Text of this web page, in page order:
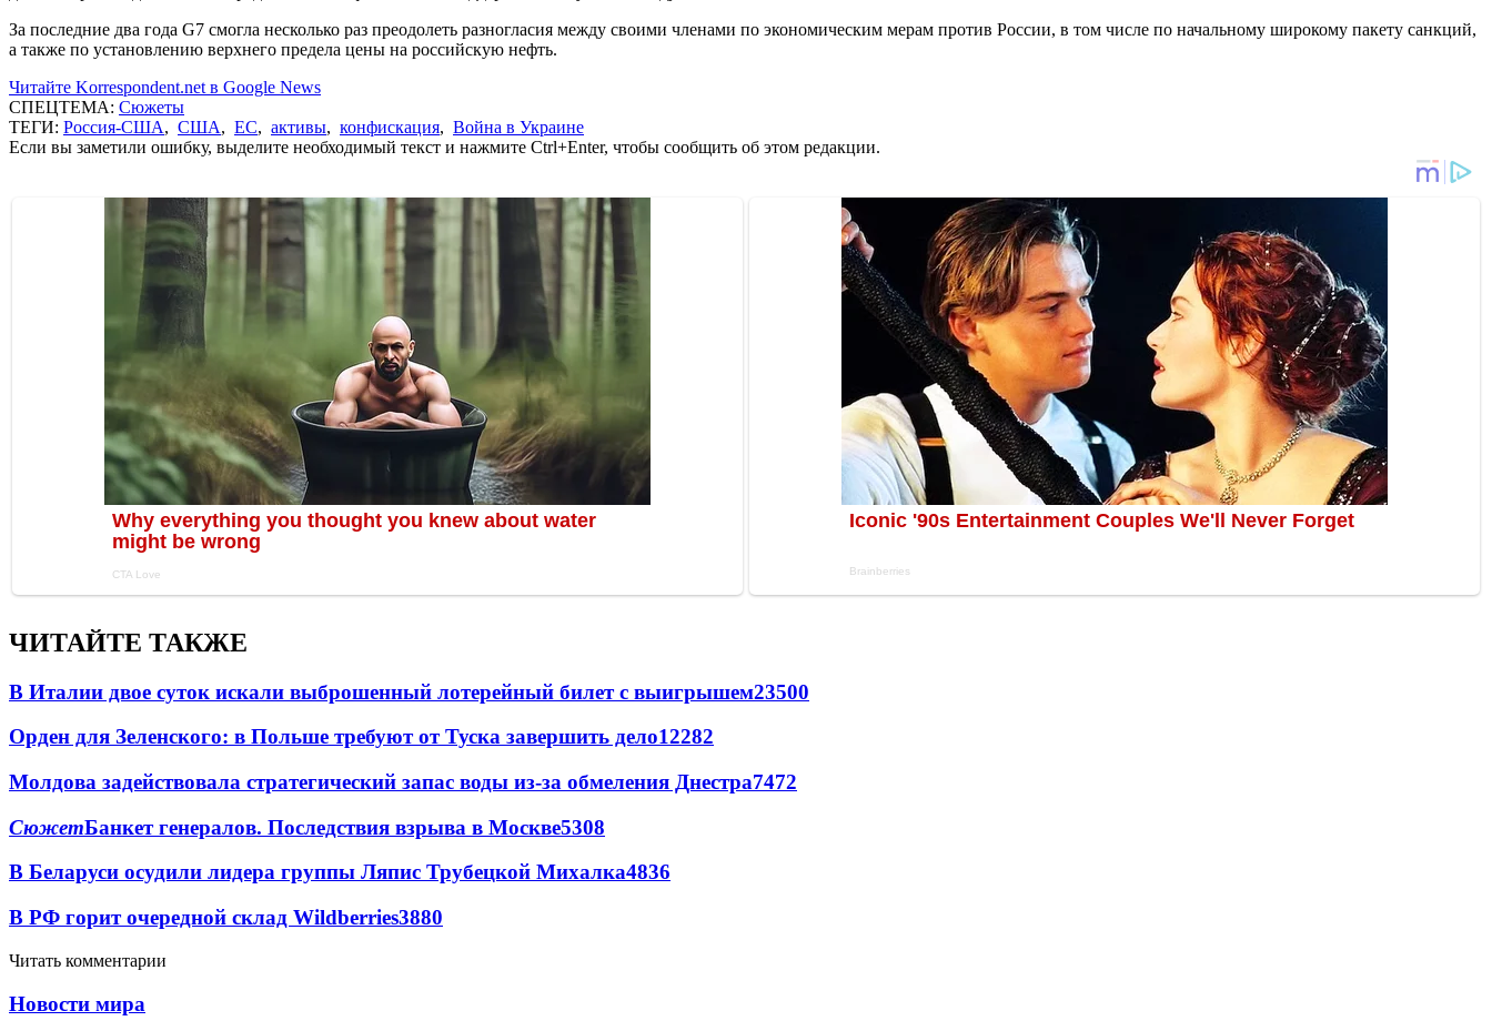
За последние два года G7 смогла несколько раз преодолеть разногласия между своими членами по экономическим мерам против России, в том числе по начальному широкому пакету санкций,
а также по установлению верхнего предела цены на российскую нефть.
Читайте Korrespondent.net в Google News
СПЕЦТЕМА: Сюжеты
ТЕГИ: Россия-США, США, ЕС, активы, конфискация, Война в Украине
Если вы заметили ошибку, выделите необходимый текст и нажмите Ctrl+Enter, чтобы сообщить об этом редакции.
ЧИТАЙТЕ ТАКЖЕ
В Италии двое суток искали выброшенный лотерейный билет с выигрышем23500
Орден для Зеленского: в Польше требуют от Туска завершить дело12282
Молдова задействовала стратегический запас воды из-за обмеления Днестра7472
СюжетБанкет генералов. Последствия взрыва в Москве5308
В Беларуси осудили лидера группы Ляпис Трубецкой Михалка4836
В РФ горит очередной склад Wildberries3880
Читать комментарии
Новости мира